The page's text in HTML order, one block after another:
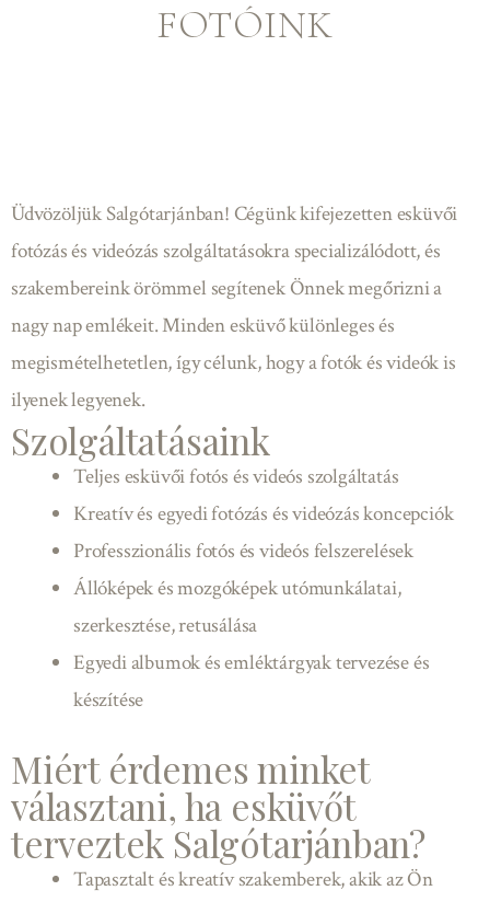
FOTÓINK
Üdvözöljük Salgótarjánban! Cégünk kifejezetten esküvői
fotózás és videózás szolgáltatásokra specializálódott, és
szakembereink örömmel segítenek Önnek megőrizni a
nagy nap emlékeit. Minden esküvő különleges és
megismételhetetlen, így célunk, hogy a fotók és videók is
ilyenek legyenek.
Szolgáltatásaink
Teljes esküvői fotós és videós szolgáltatás
Kreatív és egyedi fotózás és videózás koncepciók
Professzionális fotós és videós felszerelések
Állóképek és mozgóképek utómunkálatai,
szerkesztése, retusálása
Egyedi albumok és emléktárgyak tervezése és
készítése
Miért érdemes minket
választani, ha esküvőt
terveztek Salgótarjánban?
Tapasztalt és kreatív szakemberek, akik az Ön